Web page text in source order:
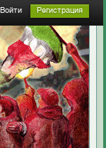
Войти Регистрация